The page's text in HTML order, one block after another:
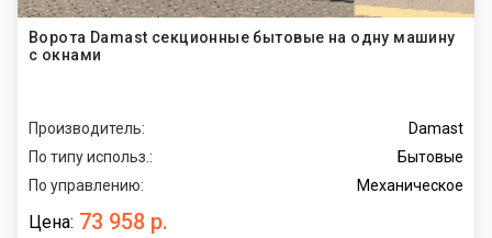
Ворота Damast секционные бытовые на одну машину
с окнами
Производитель:
Damast
По типу использ.:
Бытовые
По управлению:
Механическое
Цена: 73 958 р.